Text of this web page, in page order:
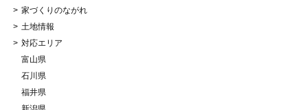
家づくりのながれ
土地情報
対応エリア
富山県
石川県
福井県